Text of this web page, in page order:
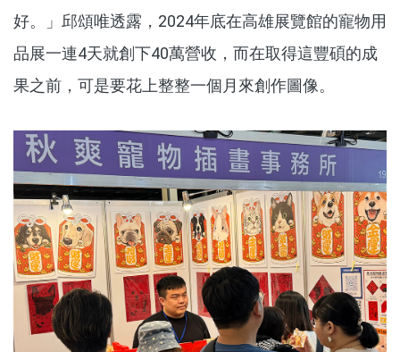
好。」邱頌唯透露， 2024年底在高雄展覽館的寵物用
品展一連4天就創下40萬營收，而在取得這豐碩的成
果之前，可是要花上整整一個月來創作圖像。